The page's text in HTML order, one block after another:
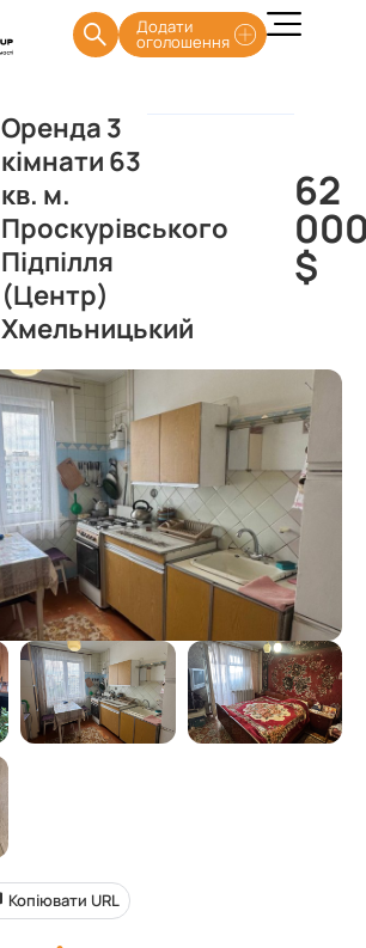
Додати
оголошення
Оренда 3
кімнати 63
кв. м.
Проскурівського
Підпілля
(Центр)
Хмельницький
62
$
Копіювати URL